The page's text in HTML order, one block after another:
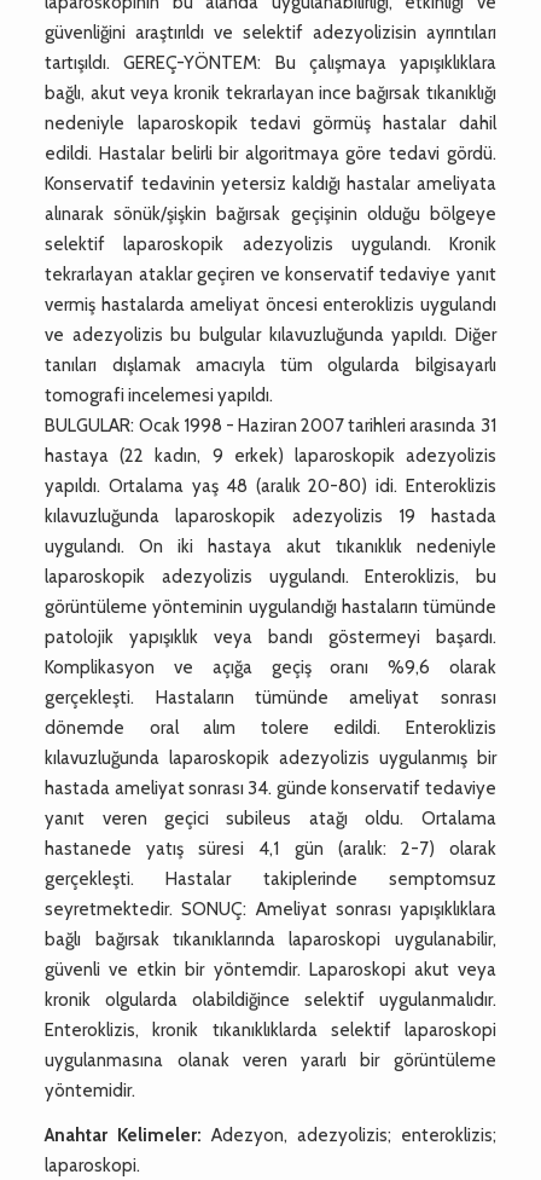
güvenliğini araştırıldı ve selektif adezyolizisin ayrıntıları
tartışıldı. GEREÇ-YÖNTEM: Bu çalışmaya yapışıklıklara
bağlı, akut veya kronik tekrarlayan ince bağırsak tıkanıklığı
nedeniyle laparoskopik tedavi görmüş hastalar dahil
edildi. Hastalar belirli bir algoritmaya göre tedavi gördü.
Konservatif tedavinin yetersiz kaldığı hastalar ameliyata
alınarak sönük/şişkin bağırsak geçişinin olduğu bölgeye
selektif laparoskopik adezyolizis uygulandı. Kronik
tekrarlayan ataklar geçiren ve konservatif tedaviye yanıt
vermiş hastalarda ameliyat öncesi enteroklizis uygulandı
ve adezyolizis bu bulgular kılavuzluğunda yapıldı. Diğer
tanıları dışlamak amacıyla tüm olgularda bilgisayarlı
tomografi incelemesi yapıldı.
BULGULAR: Ocak 1998 - Haziran 2007 tarihleri arasında 31
hastaya (22 kadın, 9 erkek) laparoskopik adezyolizis
yapıldı. Ortalama yaş 48 (aralık 20-80) idi. Enteroklizis
kılavuzluğunda laparoskopik adezyolizis 19 hastada
uygulandı. On iki hastaya akut tıkanıklık nedeniyle
laparoskopik adezyolizis uygulandı. Enteroklizis, bu
görüntüleme yönteminin uygulandığı hastaların tümünde
patolojik yapışıklık veya bandı göstermeyi başardı.
Komplikasyon ve açığa geçiş oranı %9,6 olarak
gerçekleşti. Hastaların tümünde ameliyat sonrası
dönemde oral alım tolere edildi. Enteroklizis
kılavuzluğunda laparoskopik adezyolizis uygulanmış bir
hastada ameliyat sonrası 34. günde konservatif tedaviye
yanıt veren geçici subileus atağı oldu. Ortalama
hastanede yatış süresi 4,1 gün (aralık: 2-7) olarak
gerçekleşti. Hastalar takiplerinde semptomsuz
seyretmektedir. SONUÇ: Ameliyat sonrası yapışıklıklara
bağlı bağırsak tıkanıklarında laparoskopi uygulanabilir,
güvenli ve etkin bir yöntemdir. Laparoskopi akut veya
kronik olgularda olabildiğince selektif uygulanmalıdır.
Enteroklizis, kronik tıkanıklıklarda selektif laparoskopi
uygulanmasına olanak veren yararlı bir görüntüleme
yöntemidir.
Anahtar Kelimeler: Adezyon, adezyolizis; enteroklizis;
laparoskopi.